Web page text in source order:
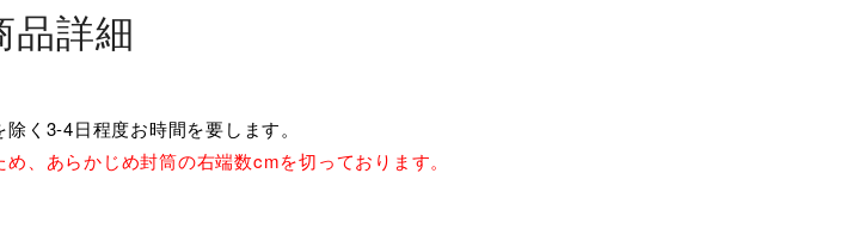
品詳細
く3-4日程度お時間を要します。
、あらかじめ封筒の右端数cmを切っております。